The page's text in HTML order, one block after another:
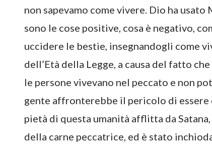
non sapevamo come vivere. Dio ha
sono le cose positive, cosa è negativo,
uccidere le bestie, insegnandogli come
dell’Età della Legge, a causa del fatto
le persone vivevano nel peccato e non
gente affronterebbe il pericolo di essere
pietà di questa umanità afflitta da
della carne peccatrice, ed è stato